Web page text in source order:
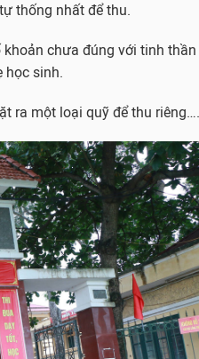
thống nhất để thu.
chưa đúng với tinh thần
sinh.
ra một loại quỹ để thu riêng….